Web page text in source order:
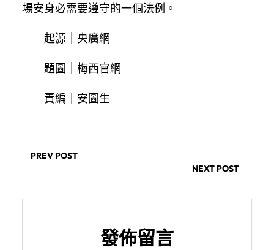
場安身必需要遵守的一個法例。
起源｜央廣網
題圖｜梅西官網
責編｜安圖生
PREV POST
NEXT POST
發佈留言